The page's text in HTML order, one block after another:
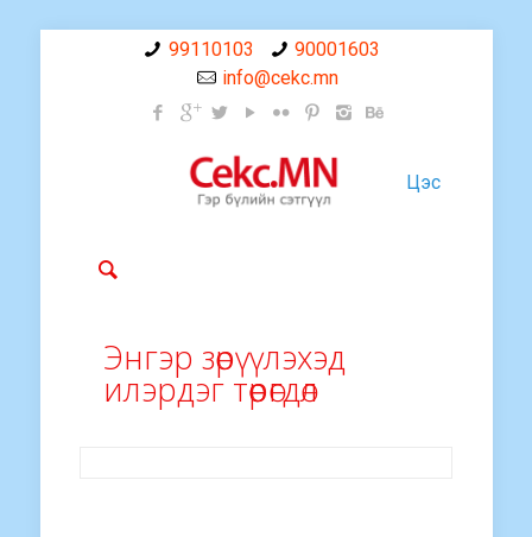
99110103
90001603
info@cekc.mn
Цэс
Энгэр зөрүүлэхэд
илэрдэг төөрөгдөл